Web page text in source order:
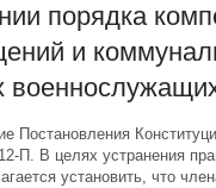
порядка
и
Постановления
П. В целях устранения
установить, что